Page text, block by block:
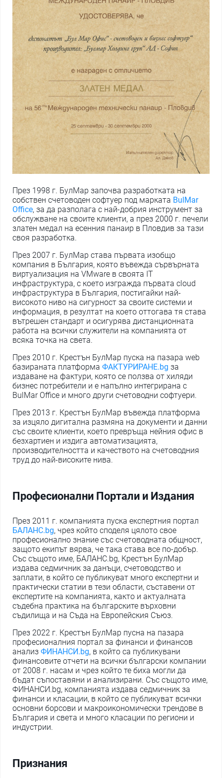
През 1998 г. БулМар започва разработката на
собствен счетоводен софтуер под марката BulMar
Office, за да разполага с най-добрия инструмент за
обслужване на своите клиенти, а през 2000 г. печели
златен медал на есенния панаир в Пловдив за тази
своя разработка.
През 2007 г. БулМар става първата изобщо
компания в България, която въвежда сървърната
виртуализация на VMware в своята IT
инфраструктура, с което изгражда първата cloud
инфраструктура в България, постигайки най-
високото ниво на сигурност за своите системи и
информация, в резултат на което оттогава тя става
вътрешен стандарт и осигурява дистанционната
работа на всички служители на компанията от
всяка точка на света.
През 2010 г. Крестън БулМар пуска на пазара web
базираната платформа ФАКТУРИРАНЕ.bg за
издаване на фактури, която се ползва от хиляди
бизнес потребители и е напълно интегрирана с
BulMar Office и много други счетоводни софтуери.
През 2013 г. Крестън БулМар въвежда платформа
за изцяло дигитална размяна на документи и данни
със своите клиенти, което превръща нейния офис в
безхартиен и издига автоматизацията,
производителността и качеството на счетоводния
труд до най-високите нива.
Професионални Портали и Издания
През 2011 г. компанията пуска експертния портал
БАЛАНС.bg, чрез който споделя цялото свое
професионално знание със счетоводната общност,
защото екипът вярва, че така става все по-добър.
Със същото име, БАЛАНС.bg, Крестън БулМар
издава седмичник за данъци, счетоводство и
заплати, в който се публикуват много експертни и
практически статии в тези области, съставени от
експертите на компанията, както и актуалната
съдебна практика на българските върховни
съдилища и на Съда на Европейския Съюз.
През 2022 г. Крестън БулМар пусна на пазара
професионалния портал за финанси и финансов
анализ ФИНАНСИ.bg, в който са публикувани
финансовите отчети на всички български компании
от 2008 г. насам и чрез който те биха могли да
бъдат съпоставяни и анализирани. Със същото име,
ФИНАНСИ.bg, компанията издава седмичник за
финанси и класации, в който се публикуват всички
основни борсови и макроикономически трендове в
България и света и много класации по региони и
индустрии.
Признания